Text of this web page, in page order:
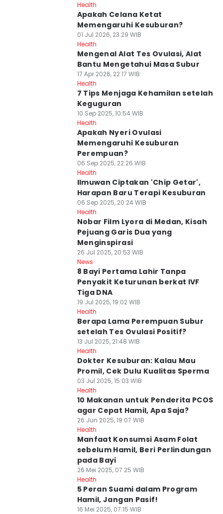
Health
Apakah Celana Ketat
Memengaruhi Kesuburan?
01 Jul 2026, 23:29 WIB
Health
Mengenal Alat Tes Ovulasi, Alat
Bantu Mengetahui Masa Subur
17 Apr 2026, 22:17 WIB
Health
7 Tips Menjaga Kehamilan setelah
Keguguran
10 Sep 2025, 10:54 WIB
Health
Apakah Nyeri Ovulasi
Memengaruhi Kesuburan
Perempuan?
06 Sep 2025, 22:26 WIB
Health
Ilmuwan Ciptakan 'Chip Getar',
Harapan Baru Terapi Kesuburan
06 Sep 2025, 20:24 WIB
Health
Nobar Film Lyora di Medan, Kisah
Pejuang Garis Dua yang
Menginspirasi
26 Jul 2025, 20:53 WIB
News
8 Bayi Pertama Lahir Tanpa
Penyakit Keturunan berkat IVF
Tiga DNA
19 Jul 2025, 19:02 WIB
Health
Berapa Lama Perempuan Subur
setelah Tes Ovulasi Positif?
13 Jul 2025, 21:48 WIB
Health
Dokter Kesuburan: Kalau Mau
Promil, Cek Dulu Kualitas Sperma
03 Jul 2025, 15:03 WIB
Health
10 Makanan untuk Penderita PCOS
agar Cepat Hamil, Apa Saja?
26 Jun 2025, 19:07 WIB
Health
Manfaat Konsumsi Asam Folat
sebelum Hamil, Beri Perlindungan
pada Bayi
26 Mei 2025, 07:25 WIB
Health
5 Peran Suami dalam Program
Hamil, Jangan Pasif!
16 Mei 2025, 07:15 WIB